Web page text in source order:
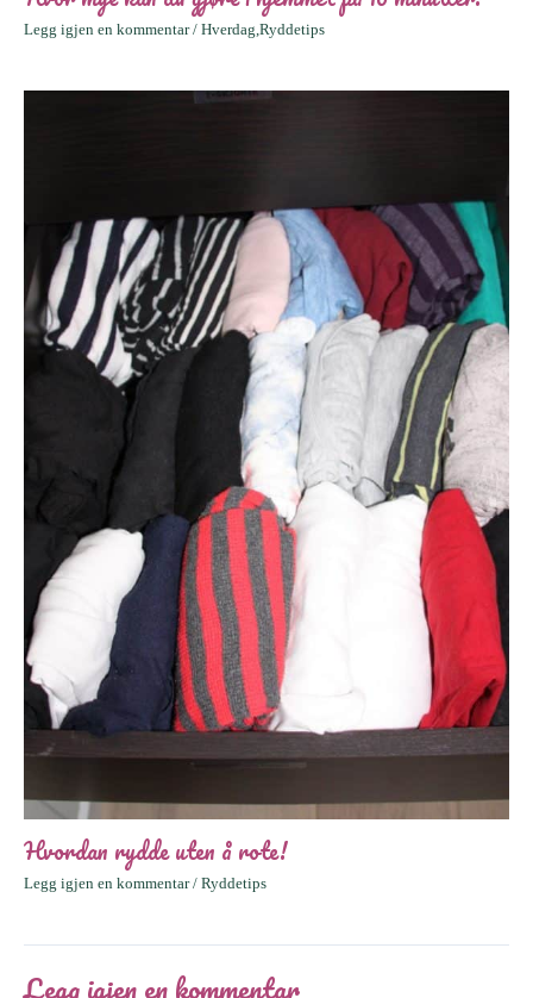
Legg igjen en kommentar / Hverdag,Ryddetips
Hvordan rydde uten å rote!
Legg igjen en kommentar / Ryddetips
Legg igjen en kommentar